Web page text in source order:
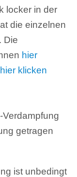
locker in der
die einzelnen
Die
hier
hier klicken
getragen
ist unbedingt